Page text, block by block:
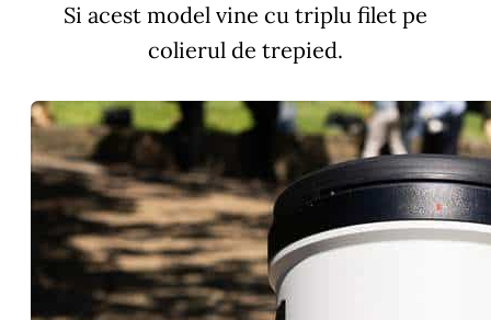
Si acest model vine cu triplu filet pe
colierul de trepied.